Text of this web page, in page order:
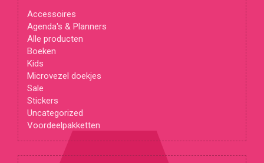
Accessoires
Agenda's & Planners
Alle producten
Boeken
Kids
Microvezel doekjes
Sale
Stickers
Uncategorized
Voordeelpakketten